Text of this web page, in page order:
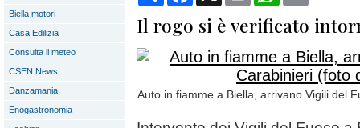
Biella motori
Casa Edilizia
Consulta il meteo
CSEN News
Danzamania
Enogastronomia
Il rogo si è verificato
Auto in fiamme a Biella, arrivano Vigili del